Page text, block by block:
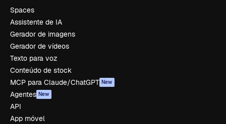
Spaces
Assistente de IA
Gerador de imagens
Gerador de vídeos
Texto para voz
Conteúdo de stock
MCP para Claude/ChatGPT New
Agentes New
API
App móvel